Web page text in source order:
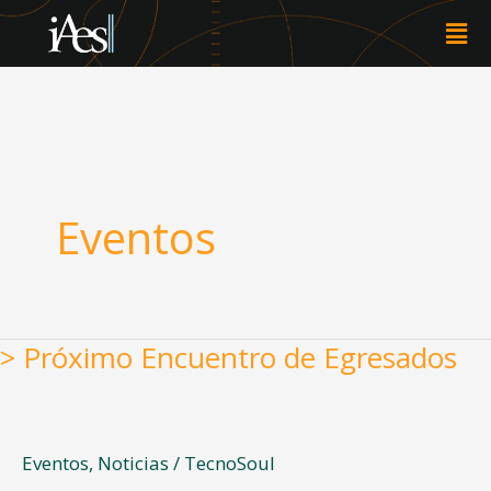
Skip
Eventos
> Próximo Encuentro de Egresados
Eventos, Noticias / TecnoSoul
>